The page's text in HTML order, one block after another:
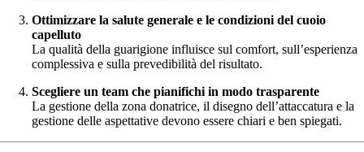
Ottimizzare la salute generale e le condizioni del cuoio
capelluto
La qualità della guarigione influisce sul comfort, sull’esperienza
complessiva e sulla prevedibilità del risultato.
Scegliere un team che pianifichi in modo trasparente
La gestione della zona donatrice, il disegno dell’attaccatura e la
gestione delle aspettative devono essere chiari e ben spiegati.